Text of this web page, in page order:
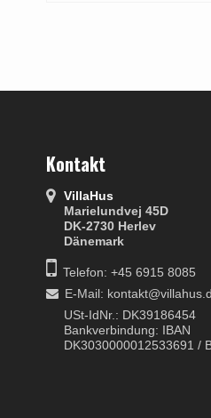
Kontakt
VillaHus
Marielundvej 45D
DK-2730 Herlev
Dänemark
Telefon: +45 6915 8085
E-Mail:
USt-IdNr.: DK39186454
Bankverbindung: IBAN
DK3030000012533691 /